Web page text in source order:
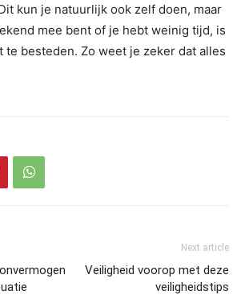
kun je natuurlijk ook zelf doen, maar
mee bent of je hebt weinig tijd, is
te besteden. Zo weet je zeker dat alles
Next article
Veiligheid voorop met deze
veiligheidstips